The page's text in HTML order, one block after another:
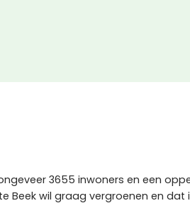
3655 inwoners en een
Beek wil graag vergroenen en dat